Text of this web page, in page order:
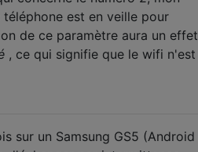
est en veille pour
de ce paramètre aura un effet
, ce qui signifie que le wifi n'est
sur un Samsung GS5 (Android